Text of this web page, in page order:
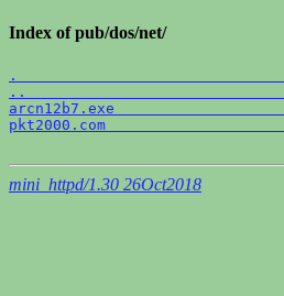
Index of pub/dos/net/
.
..
arcn12b7.exe
pkt2000.com
mini_httpd/1.30 26Oct2018